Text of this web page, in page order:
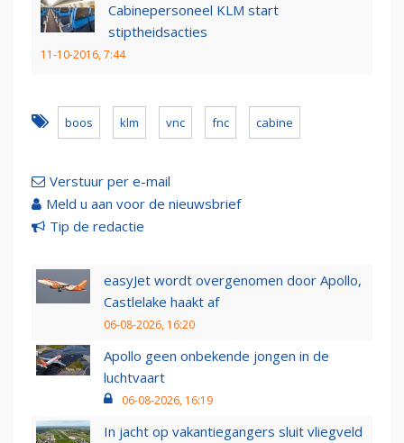
Cabinepersoneel KLM start
stiptheidsacties
11-10-2016, 7:44
boos klm vnc fnc cabine
Verstuur per e-mail
Meld u aan voor de nieuwsbrief
Tip de redactie
easyJet wordt overgenomen door Apollo,
Castlelake haakt af
06-08-2026, 16:20
Apollo geen onbekende jongen in de
luchtvaart
06-08-2026, 16:19
In jacht op vakantiegangers sluit vliegveld